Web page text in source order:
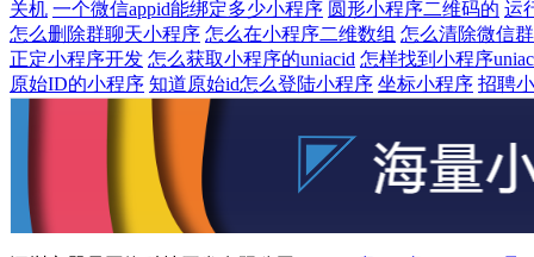
关机 一个微信appid能绑定多少小程序 圆形小程序二维码的 运
怎么删除群聊天小程序 怎么在小程序二维数组 怎么清除微信
正定小程序开发 怎么获取小程序的uniacid 怎样找到小程序
原始ID的小程序 知道原始id怎么登陆小程序 坐标小程序 招聘